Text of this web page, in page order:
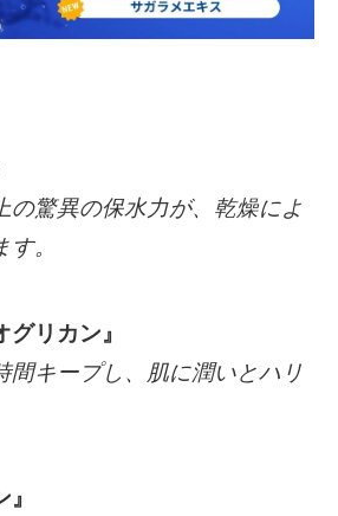
の驚異の保水力が、乾燥によ
。
グリカン』
間キープし、肌に潤いとハリ